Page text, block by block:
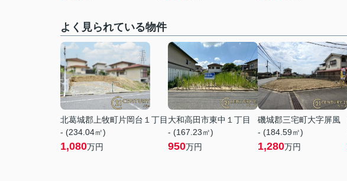
よく見られている物件
北葛城郡上牧町片岡台１丁目
- (234.04㎡)
1,080万円
大和高田市東中１丁目
- (167.23㎡)
950万円
磯城郡三宅町大字屏風
- (184.59㎡)
1,280万円